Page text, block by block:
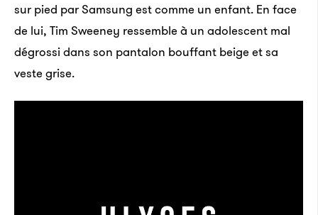
sur pied par Samsung est comme un enfant. En face
de lui, Tim Sweeney ressemble à un adolescent mal
dégrossi dans son pantalon bouffant beige et sa
veste grise.